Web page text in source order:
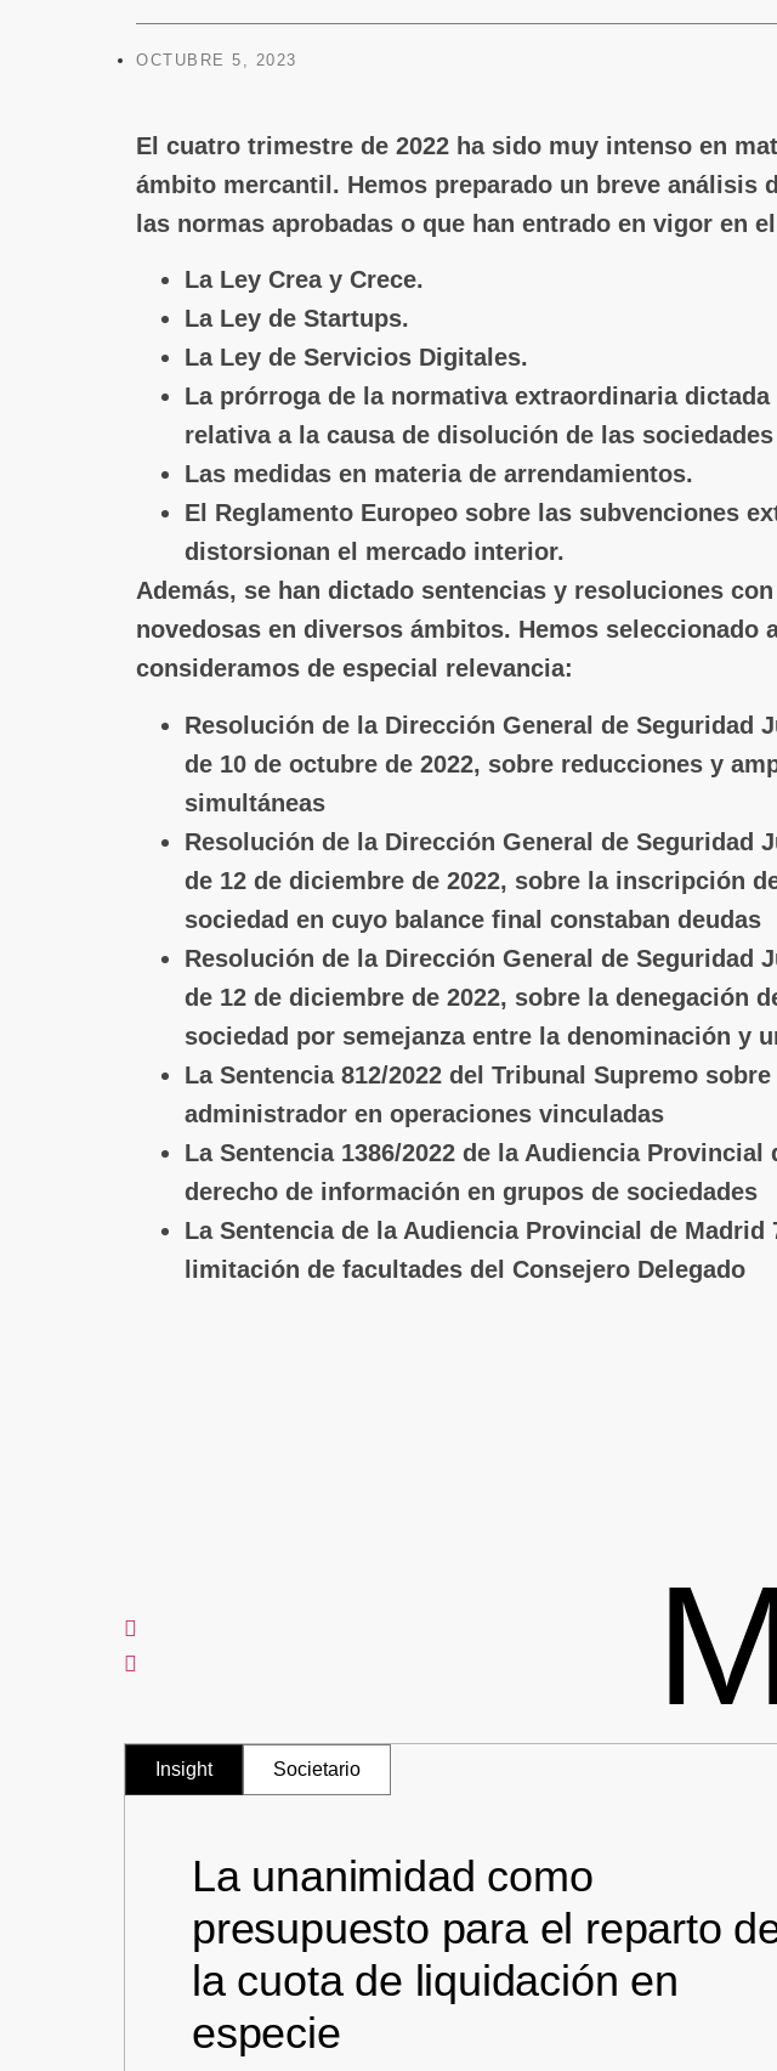
OCTUBRE 5, 2023
El cuatro trimestre de 2022 ha sido muy intenso en
ámbito mercantil. Hemos preparado un breve análisis
las normas aprobadas o que han entrado en vigor en
La Ley Crea y Crece.
La Ley de Startups.
La Ley de Servicios Digitales.
La prórroga de la normativa extraordinaria
relativa a la causa de disolución de las
Las medidas en materia de arrendamientos.
El Reglamento Europeo sobre las subvenciones
distorsionan el mercado interior.
Además, se han dictado sentencias y resoluciones
novedosas en diversos ámbitos. Hemos seleccionado
consideramos de especial relevancia:
Resolución de la Dirección General de Seguridad
de 10 de octubre de 2022, sobre reducciones y
simultáneas
Resolución de la Dirección General de Seguridad
de 12 de diciembre de 2022, sobre la inscripción
sociedad en cuyo balance final constaban deudas
Resolución de la Dirección General de Seguridad
de 12 de diciembre de 2022, sobre la denegación
sociedad por semejanza entre la denominación y
La Sentencia 812/2022 del Tribunal Supremo
administrador en operaciones vinculadas
La Sentencia 1386/2022 de la Audiencia Provincial
derecho de información en grupos de sociedades
La Sentencia de la Audiencia Provincial de Madrid
limitación de facultades del Consejero Delegado
Insight Societario
La unanimidad como
presupuesto para el reparto
la cuota de liquidación en
especie